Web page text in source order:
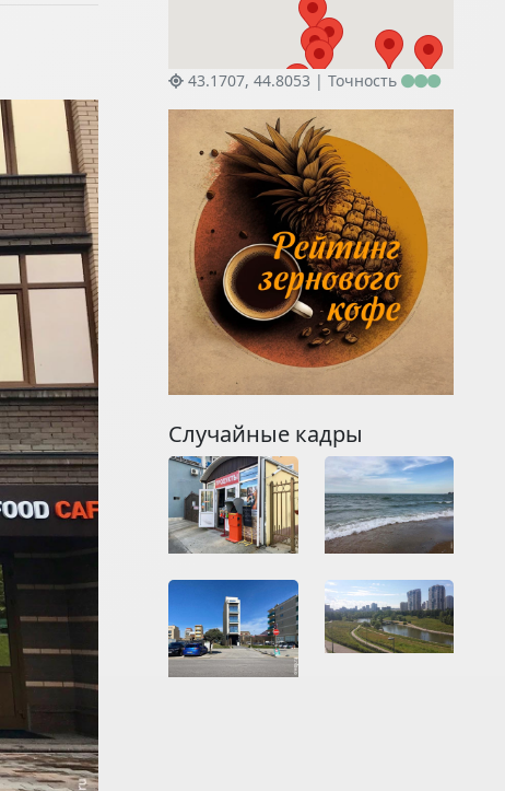
43.1707, 44.8053 | Точность
Случайные кадры